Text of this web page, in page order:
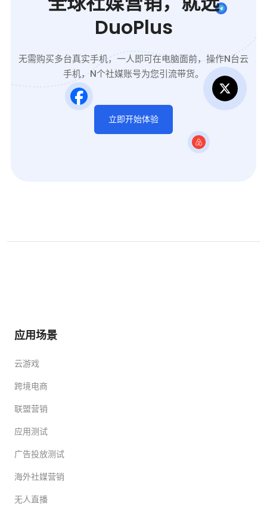
DuoPlus
无需购买多台真实手机，一人即可在电脑面前，操作N台云
手机，N个社媒账号为您引流带货。
立即开始体验
应用场景
云游戏
跨境电商
联盟营销
应用测试
广告投放测试
海外社媒营销
无人直播